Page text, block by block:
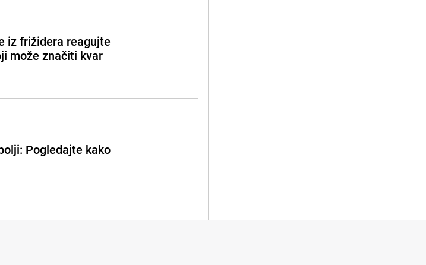
iz frižidera reagujte
može značiti kvar
Pogledajte kako